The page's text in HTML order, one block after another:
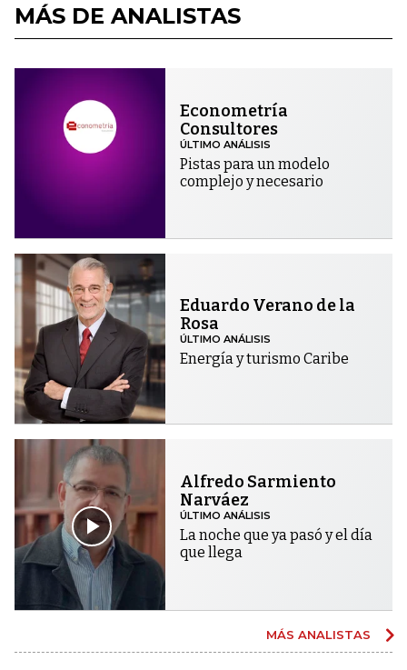
MÁS DE ANALISTAS
Econometría
Consultores
ÚLTIMO ANÁLISIS
Pistas para un modelo
complejo y necesario
Eduardo Verano de la
Rosa
ÚLTIMO ANÁLISIS
Energía y turismo Caribe
Alfredo Sarmiento
Narváez
ÚLTIMO ANÁLISIS
La noche que ya pasó y el día
que llega
MÁS ANALISTAS